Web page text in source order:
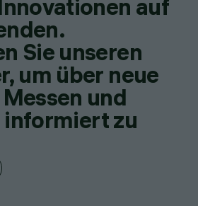
auf
Sie unseren
um über neue
und
zu